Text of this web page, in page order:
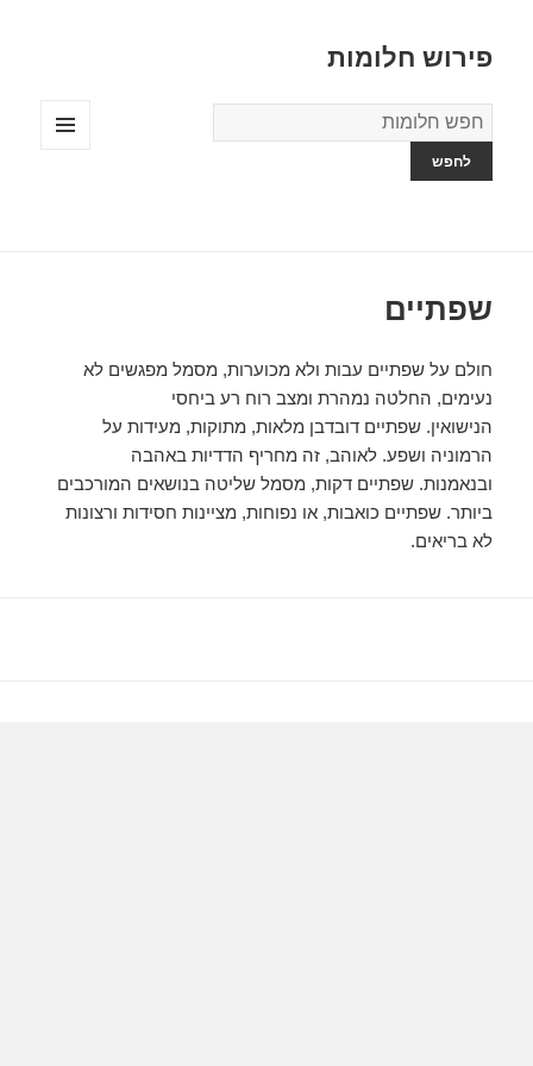
פירוש חלומות
מילון
החלומות
שפתיים
חולם על שפתיים עבות ולא מכוערות, מסמל מפגשים לא
נעימים, החלטה נמהרת ומצב רוח רע ביחסי
הנישואין. שפתיים דובדבן מלאות, מתוקות, מעידות על
הרמוניה ושפע. לאוהב, זה מחריף הדדיות באהבה
ובנאמנות. שפתיים דקות, מסמל שליטה בנושאים המורכבים
ביותר. שפתיים כואבות, או נפוחות, מציינות חסידות ורצונות
לא בריאים.